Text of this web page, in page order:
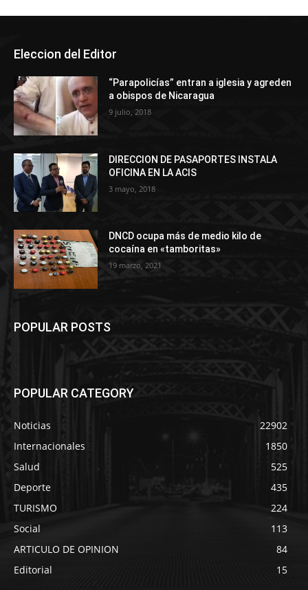
Eleccion del Editor
“Parapolicías” entran a iglesia y agreden
a obispos de Nicaragua
9 julio, 2018
DIRECCION DE PASAPORTES INSTALA
OFICINA EN LA ACIS
3 mayo, 2018
DNCD ocupa más de medio kilo de
cocaína en «tamboritas»
19 marzo, 2021
POPULAR POSTS
POPULAR CATEGORY
Noticias
22902
Internacionales
1850
Salud
525
Deporte
435
TURISMO
224
Social
113
ARTICULO DE OPINION
84
Editorial
15